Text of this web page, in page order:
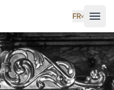
FR˅